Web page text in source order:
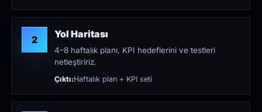
2 Yol Haritası
4–8 haftalık planı, KPI hedeflerini ve testleri
netleştiririz.
Çıktı:Haftalık plan + KPI seti